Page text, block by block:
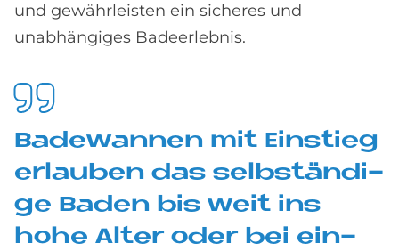
und gewährleisten ein sicheres und
unabhängiges Badeerlebnis.
Ba­de­wan­nen mit Ein­stieg
er­lau­ben das selb­stän­di­
ge Ba­den bis weit ins
hohe Al­ter oder bei ein­